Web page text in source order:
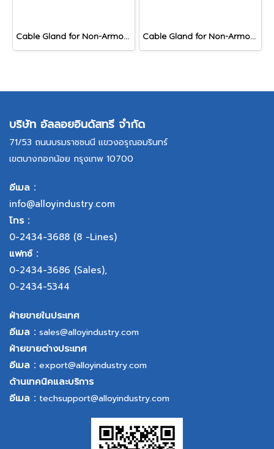
Cable Gland for Non-Armoured Cable, DNA Series Cable Gland for Non-Armoured Cable, DNAF Series
บริษัท อัลลอยอินดัสทรี จำกัด
71/53 ถนนบรมราชชนนี แขวงอรุณอมรินทร์
เขตบางกอกน้อย กรุงเทพ 10700
อีเมล :
info@alloyindustry.com
โทร :
0-2434-3688 (8 -Lines)
แฟกซ์ :
0-2434-3686 (Sales),
0-2434-5344
ฝ่ายขายในประเทศ
อีเมล : sales@alloyindustry.com
ฝ่ายขายต่างประเทศ
อีเมล : export@alloyindustry.com
ด้านเทคนิคและบริการ
อีเมล : techsupport@alloyindustry.com